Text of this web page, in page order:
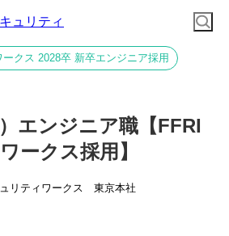
ュリティ
クス 2028卒 新卒エンジニア採用
）エンジニア職【FFRI
ークス採用】
リティワークス 東京本社